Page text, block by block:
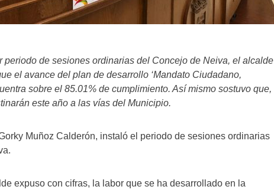
periodo de sesiones ordinarias del Concejo de Neiva, el alcalde
el avance del plan de desarrollo ‘Mandato Ciudadano,
sobre el 85.01% de cumplimiento. Así mismo sostuvo que,
este año a las vías del Municipio.
Muñoz Calderón, instaló el periodo de sesiones ordinarias
expuso con cifras, la labor que se ha desarrollado en la